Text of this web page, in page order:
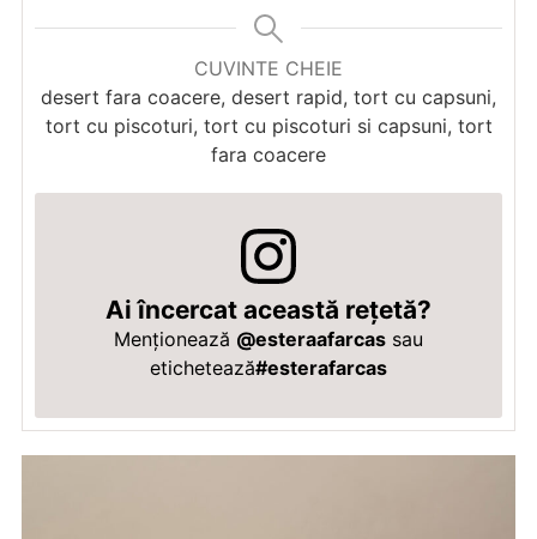
CUVINTE CHEIE
desert fara coacere, desert rapid, tort cu capsuni,
tort cu piscoturi, tort cu piscoturi si capsuni, tort
fara coacere
Ai încercat această rețetă?
Menționează @esteraafarcas sau
etichetează#esterafarcas